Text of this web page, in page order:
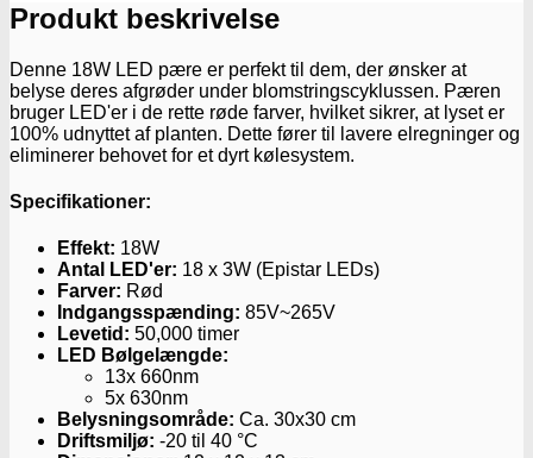
Produkt beskrivelse
Denne 18W LED pære er perfekt til dem, der ønsker at
belyse deres afgrøder under blomstringscyklussen. Pæren
bruger LED'er i de rette røde farver, hvilket sikrer, at lyset er
100% udnyttet af planten. Dette fører til lavere elregninger og
eliminerer behovet for et dyrt kølesystem.
Specifikationer:
Effekt: 18W
Antal LED'er: 18 x 3W (Epistar LEDs)
Farver: Rød
Indgangsspænding: 85V~265V
Levetid: 50,000 timer
LED Bølgelængde:
13x 660nm
5x 630nm
Belysningsområde: Ca. 30x30 cm
Driftsmiljø: -20 til 40 °C